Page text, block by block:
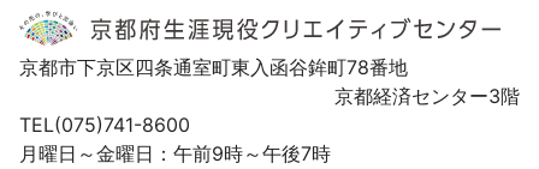
京都市下京区四条通室町東入函谷鉾町78番地
京都経済センター3階
TEL(075)741-8600
月曜日～金曜日：午前9時～午後7時